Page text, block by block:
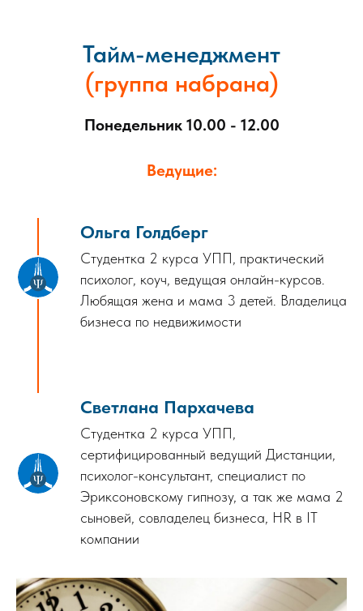
Тайм-менеджмент
(группа набрана)
Понедельник 10.00 - 12.00
Ведущие:
Ольга Голдберг
Студентка 2 курса УПП, практический
психолог, коуч, ведущая онлайн-курсов.
Любящая жена и мама 3 детей. Владелица
бизнеса по недвижимости
Светлана Пархачева
Студентка 2 курса УПП,
сертифицированный ведущий Дистанции,
психолог-консультант, специалист по
Эриксоновскому гипнозу, а так же мама 2
сыновей, совладелец бизнеса, НR в IT
компании